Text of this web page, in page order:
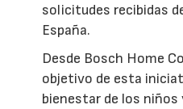
solicitudes recibidas
España.
Desde Bosch Home
objetivo de esta
bienestar de los